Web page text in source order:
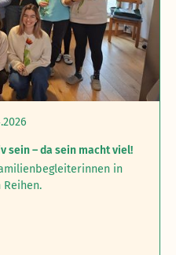
sein – da sein macht viel!
in
Reihen.